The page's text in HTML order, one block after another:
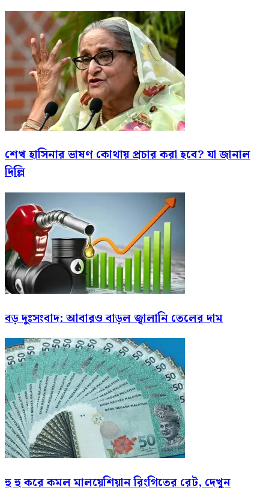
শেখ হাসিনার ভাষণ কোথায় প্রচার করা হবে? যা জানাল
দিল্লি
বড় দুঃসংবাদ: আবারও বাড়ল জ্বালানি তেলের দাম
হু হু করে কমল মালয়েশিয়ান রিংগিতের রেট, দেখুন